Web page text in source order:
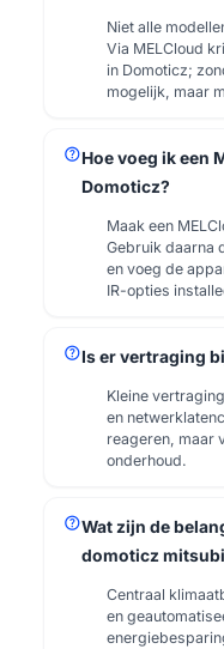
Niet alle
Via MELCloud
in Domoticz;
mogelijk, maar
helpHoe voeg ik een
Domoticz?
Maak een
Gebruik daarna
en voeg de
IR-opties
helpIs er vertraging
Kleine
en
reageren, maar
onderhoud.
helpWat zijn de
domoticz
Centraal
en